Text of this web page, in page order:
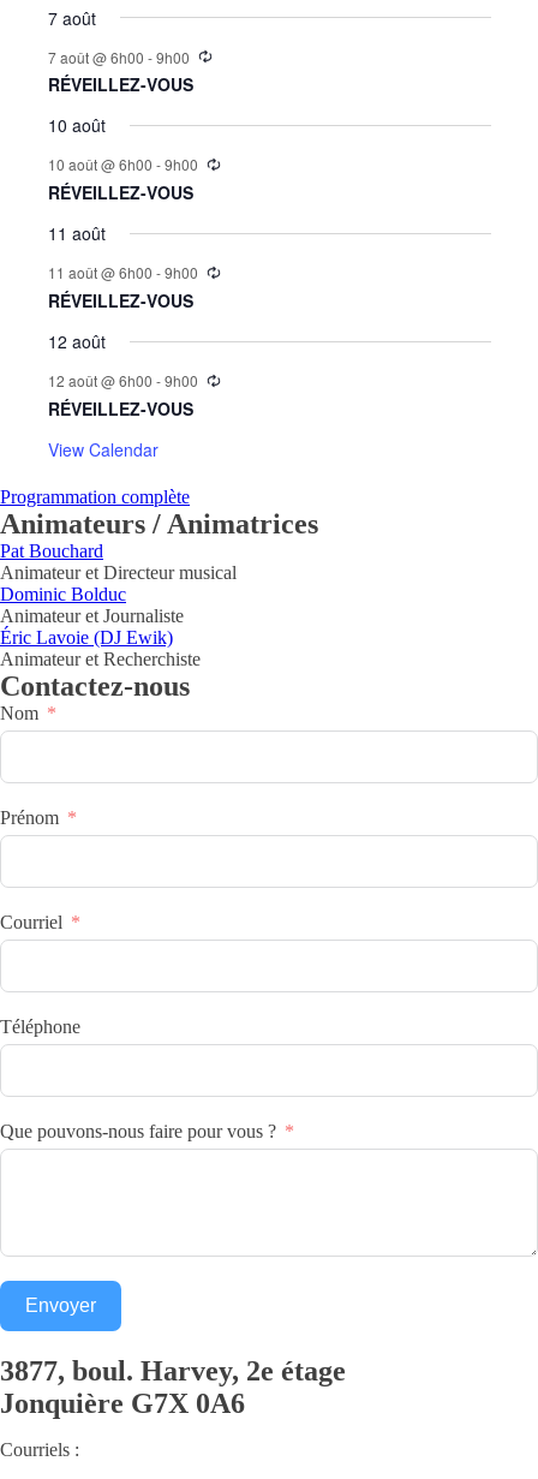
7 août
7 août @ 6h00 -9h00
RÉVEILLEZ-VOUS
10 août
10 août @ 6h00 -9h00
RÉVEILLEZ-VOUS
11 août
11 août @ 6h00 -9h00
RÉVEILLEZ-VOUS
12 août
12 août @ 6h00 -9h00
RÉVEILLEZ-VOUS
View Calendar
Programmation complète
Animateurs / Animatrices
Pat Bouchard
Animateur et Directeur musical
Dominic Bolduc
Animateur et Journaliste
Éric Lavoie (DJ Ewik)
Animateur et Recherchiste
Contactez-nous
Nom
Prénom
Courriel
Téléphone
Que pouvons-nous faire pour vous ?
Envoyer
3877, boul. Harvey, 2e étage
Jonquière G7X 0A6
Courriels :